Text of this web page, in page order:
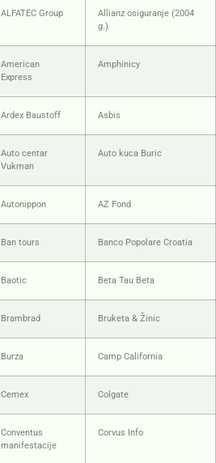
ALFATEC Group
Allianz osiguranje (2004
g.)
American
Express
Amphinicy
Ardex Baustoff Asbis
Auto centar
Vukman
Auto kuca Buric
Autonippon AZ Fond
Ban tours Banco Popolare Croatia
Baotic Beta Tau Beta
Brambrad Bruketa & Žinic
Burza Camp California
Cemex Colgate
Conventus
manifestacije
Corvus Info